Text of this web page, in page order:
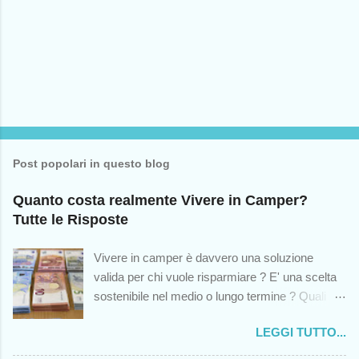
Post popolari in questo blog
Quanto costa realmente Vivere in Camper?
Tutte le Risposte
Vivere in camper è davvero una soluzione
valida per chi vuole risparmiare ? E' una scelta
sostenibile nel medio o lungo termine ? Quali
Queste sono solo alcuni dei dubbi che colgono -
o dovrebbero cogliere - chiunque abbia mai
LEGGI TUTTO...